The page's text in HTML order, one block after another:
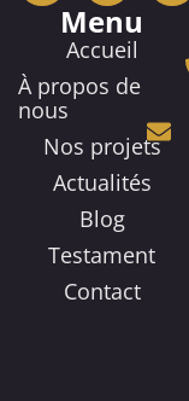
Menu
Accueil
À propos de
nous
Nos projets
Actualités
Blog
Testament
Contact